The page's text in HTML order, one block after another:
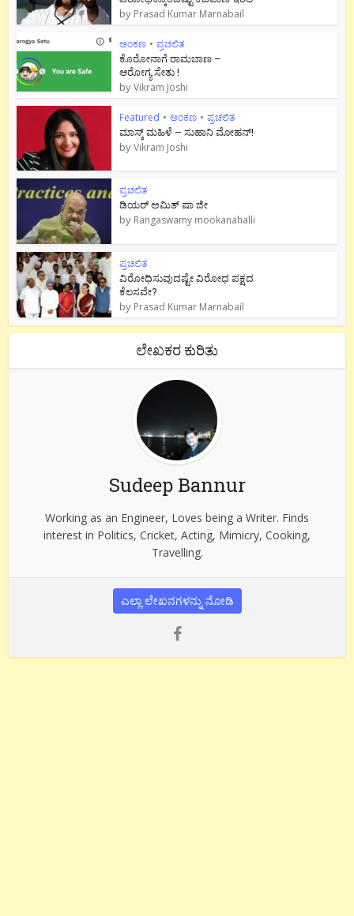
by Prasad Kumar Marnabail
ಅಂಕಣ • ಪ್ರಚಲಿತ
ಕೊರೋನಾಗೆ ರಾಮಬಾಣ –
ಆರೋಗ್ಯ ಸೇತು !
byVikram Joshi
Featured • ಅಂಕಣ • ಪ್ರಚಲಿತ
ಮಾಸ್ಕ್ ಮಹಿಳೆ – ಸುಹಾನಿ ಮೋಹನ್!
byVikram Joshi
ಪ್ರಚಲಿತ
ಡಿಯರ್ ಅಮಿತ್ ಷಾ ಜೀ
by Rangaswamy mookanahalli
ಪ್ರಚಲಿತ
ವಿರೋಧಿಸುವುದಷ್ಟೇ ವಿರೋಧ ಪಕ್ಷದ
ಕೆಲಸವೇ?
by Prasad Kumar Marnabail
ಲೇಖಕರ ಕುರಿತು
Sudeep Bannur
Working as an Engineer, Loves being a Writer. Finds
interest in Politics, Cricket, Acting, Mimicry, Cooking,
Travelling.
ಎಲ್ಲಾ ಲೇಖನಗಳನ್ನು ನೋಡಿ